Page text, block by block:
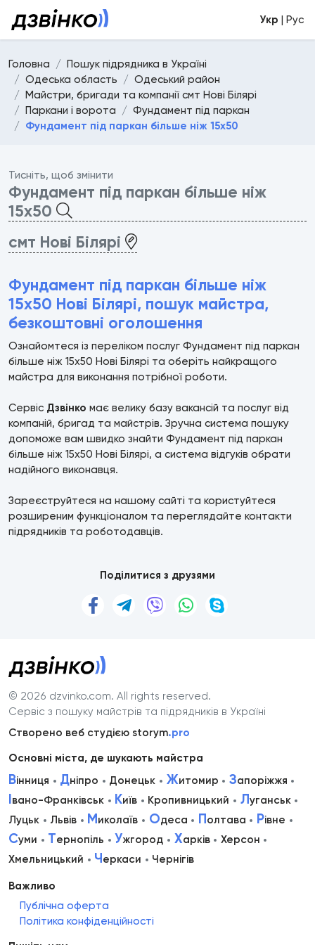
Укр | Рус
Головна
Пошук підрядника в Україні
Одеська область
Одеський район
Майстри, бригади та компанії смт Нові Білярі
Паркани і ворота
Фундамент під паркан
Фундамент під паркан більше ніж 15х50
Тисніть, щоб змінити
Фундамент під паркан більше ніж
15х50
смт Нові Білярі
Фундамент під паркан більше ніж
15х50 Нові Білярі, пошук майстра,
безкоштовні оголошення
Ознайомтеся із переліком послуг Фундамент під паркан
більше ніж 15х50 Нові Білярі та оберіть найкращого
майстра для виконання потрібної роботи.
Сервіс Дзвінко має велику базу вакансій та послуг від
компаній, бригад та майстрів. Зручна система пошуку
допоможе вам швидко знайти Фундамент під паркан
більше ніж 15х50 Нові Білярі, а система відгуків обрати
надійного виконавця.
Зареєструйтеся на нашому сайті та користуйтеся
розширеним функціоналом та переглядайте контакти
підрядників та роботодавців.
Поділитися з друзями
© 2026 dzvinko.com. All rights reserved.
Сервіс з пошуку майстрів та підрядників в Україні
Створено веб студією storym.pro
Основні міста, де шукають майстра
Вінниця Дніпро Донецьк Житомир Запоріжжя
Івано-Франківськ Київ Кропивницький Луганськ
Луцьк
Львів Миколаїв Одеса Полтава Рівне
Суми Тернопіль Ужгород Харків
Херсон
Хмельницький
Черкаси Чернігів
Важливо
Публічна оферта
Політика конфіденційності